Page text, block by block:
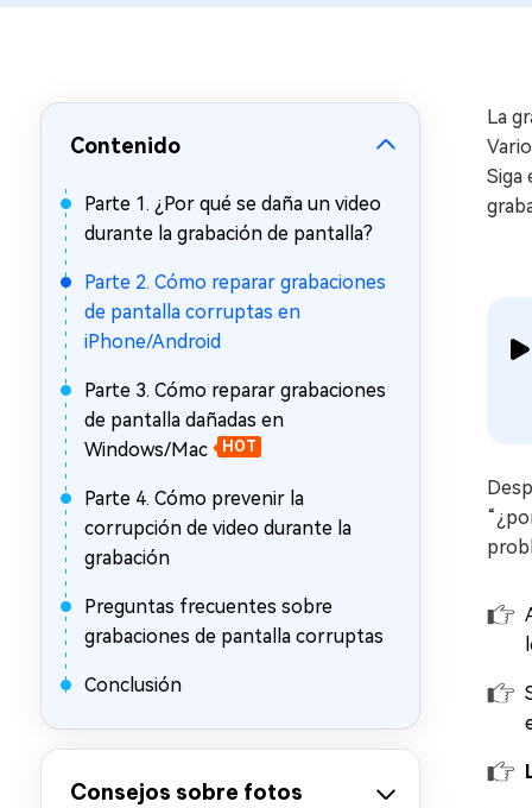
en minutos
Contenido
Parte 1. ¿Por qué se daña un video
durante la grabación de pantalla?
Parte 2. Cómo reparar grabaciones
de pantalla corruptas en
iPhone/Android
Parte 3. Cómo reparar grabaciones
de pantalla dañadas en
Windows/Mac
HOT
Parte 4. Cómo prevenir la
corrupción de video durante la
grabación
Preguntas frecuentes sobre
grabaciones de pantalla corruptas
Conclusión
Consejos sobre fotos
La
Siga